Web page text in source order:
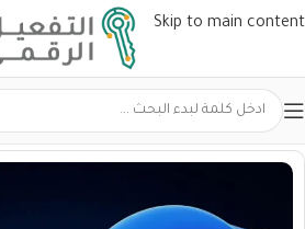
Skip to main content
الرئيسية ويندوز Windows Windows Server ويندوز سيرفر